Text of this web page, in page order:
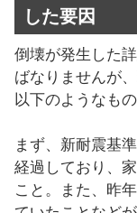
した要因
倒壊が発生した
ばなりませんが
以下のようなも
まず、新耐震基
経過しており、
こと。また、昨